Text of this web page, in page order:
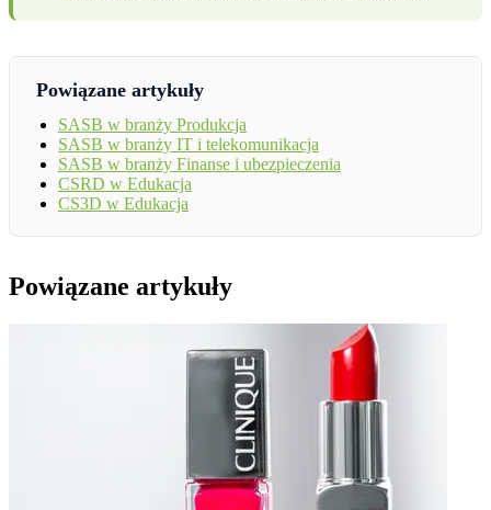
Powiązane artykuły
SASB w branży Produkcja
SASB w branży IT i telekomunikacja
SASB w branży Finanse i ubezpieczenia
CSRD w Edukacja
CS3D w Edukacja
Powiązane artykuły